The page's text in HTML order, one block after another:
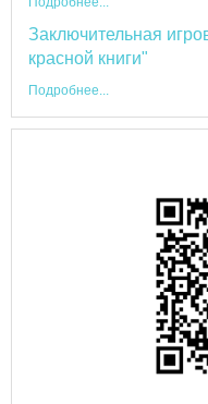
Заключительная
красной книги"
Подробнее...